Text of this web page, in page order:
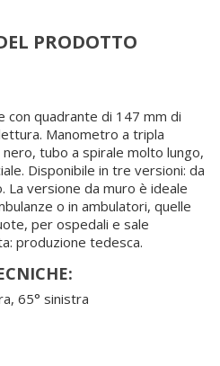
PRODOTTO
con quadrante di 147 mm di
Manometro a tripla
tubo a spirale molto lungo,
Disponibile in tre versioni: da
La versione da muro è ideale
o in ambulatori, quelle
per ospedali e sale
produzione tedesca.
65° sinistra